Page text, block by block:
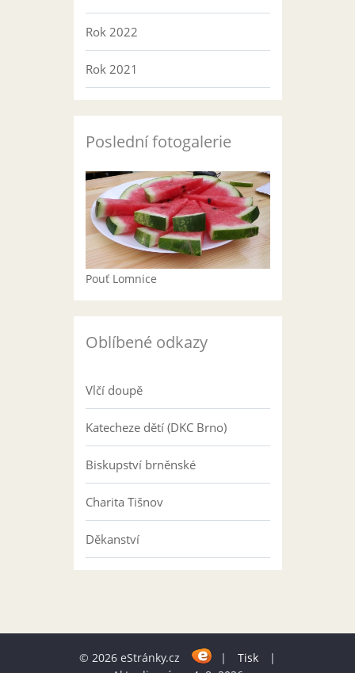
Rok 2022
Rok 2021
Poslední fotogalerie
Pouť Lomnice
Oblíbené odkazy
Vlčí doupě
Katecheze dětí (DKC Brno)
Biskupství brněnské
Charita Tišnov
Děkanství
© 2026 eStránky.cz | Tisk
|